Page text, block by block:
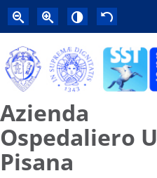
Azienda
Ospedaliero
Pisana